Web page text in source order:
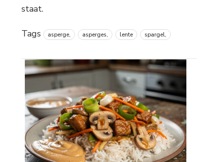
staat.
Tags asperge, asperges, lente spargel,